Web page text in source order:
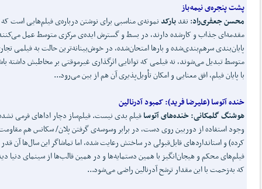
پشت پنجره‌ی نیمهباز
محسن جعفریراد: نقدبارکد نمونه‌ی مناسبی برای نوشتن درباره‌ی فیلم‌هایی است که
مقدمه‌ای جذاب و کارشده دارند، در بسط و گسترش اید‌ه‌ی مرکزی متوسط عمل
پایان‌بندی سرهم‌بندی‌شده و بارها امتحان‌شده، در خوش‌بینانه‌ترین حالت به فیلمی
متوسط تبدیل می‌شوند، نه فیلمی که توانایی اثرگذاری غیرموقتی بر مخاطبش داشته
با پایان فیلم، افق معنایی و امکان تأویل‌پذیری آن هم از بین می‌رود...
خنده آتوسا (علیرضا فرید):کمبود آدرنالین
هوشنگ گلمکانی: خندههای آتوسافیلم بدی نیست. فیلم‌ساز دچار اداهای فرمی
وجود استفاده از دوربین روی دست، در برابر وسوسه‌ی گرفتن پلان/ سکانس هم
کرده) و استانداردهای قابل‌قبولی در ساختش رعایت شده، اما تماشاگر این سال‌ها آن قدر
فیلم‌های محکم و هیجان‌انگیز با همین دستمایه‌ها و در همین قالب‌ها از سینمای دنیا
که به‌زحمت با این مقدار ترشح آدرنالین راضی می‌شود...